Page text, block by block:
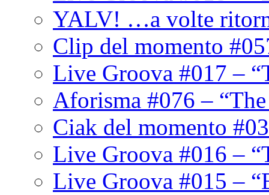
YALV! …a volte
Clip del momento
Live Groova #017 –
Aforisma #076 –
Ciak del momento
Live Groova #016 –
Live Groova #015 –